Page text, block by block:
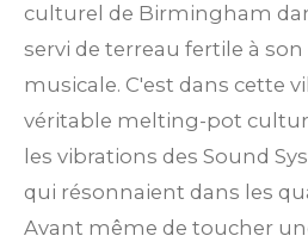
culturel de Birmingham
servi de terreau fertile à
musicale. C'est dans cette
véritable melting-pot
les vibrations des Sound
qui résonnaient dans les
Avant même de toucher